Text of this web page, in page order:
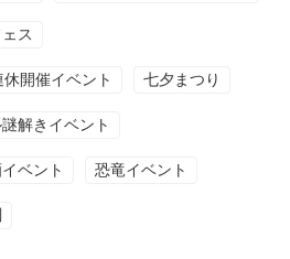
ス
開催イベント 七夕まつり
解きイベント
ベント 恐竜イベント